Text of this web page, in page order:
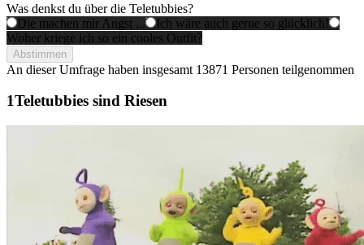
Was denkst du über die Teletubbies?
Die machen mir Angst ...
Ich wäre auch gerne so glücklich!
Woher kriege ich so ein cooles Outfit?
Abstimmen
An dieser Umfrage haben insgesamt 13871 Personen teilgenommen
Teletubbies sind Riesen